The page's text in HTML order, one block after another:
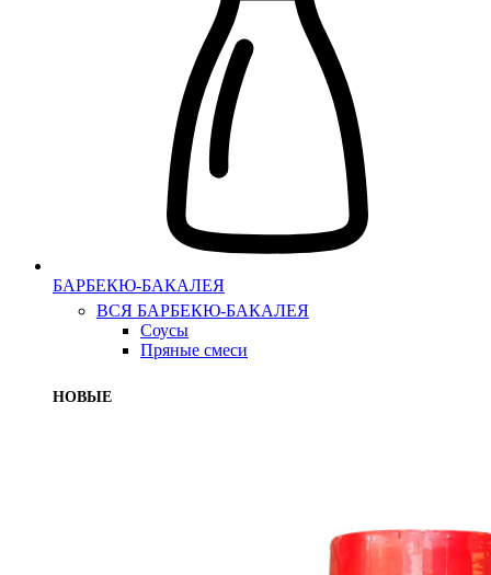
БАРБЕКЮ-БАКАЛЕЯ
ВСЯ БАРБЕКЮ-БАКАЛЕЯ
Соусы
Пряные смеси
НОВЫЕ